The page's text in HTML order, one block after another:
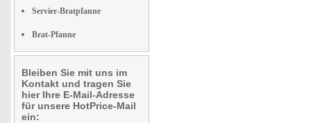
Servier-Bratpfanne
Brat-Pfanne
Bleiben Sie mit uns im
Kontakt und tragen Sie
hier Ihre E-Mail-Adresse
für unsere HotPrice-Mail
ein: